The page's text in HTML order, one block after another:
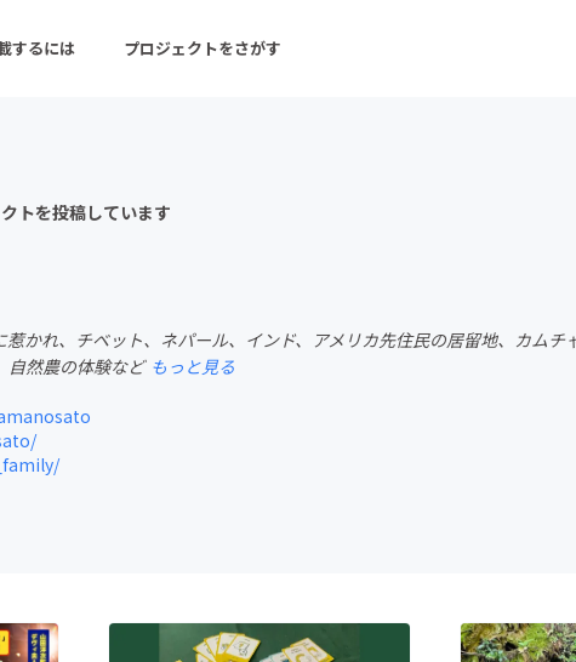
するには プロジェクトをさがす
ロジェクト
発 フード・飲食店
ファッシ
税
machi-ya コミュニティ
トを投稿しています
惹かれ、チベット、ネパール、インド、アメリカ先住民の居留地、カムチ
自然農の体験など もっと見る